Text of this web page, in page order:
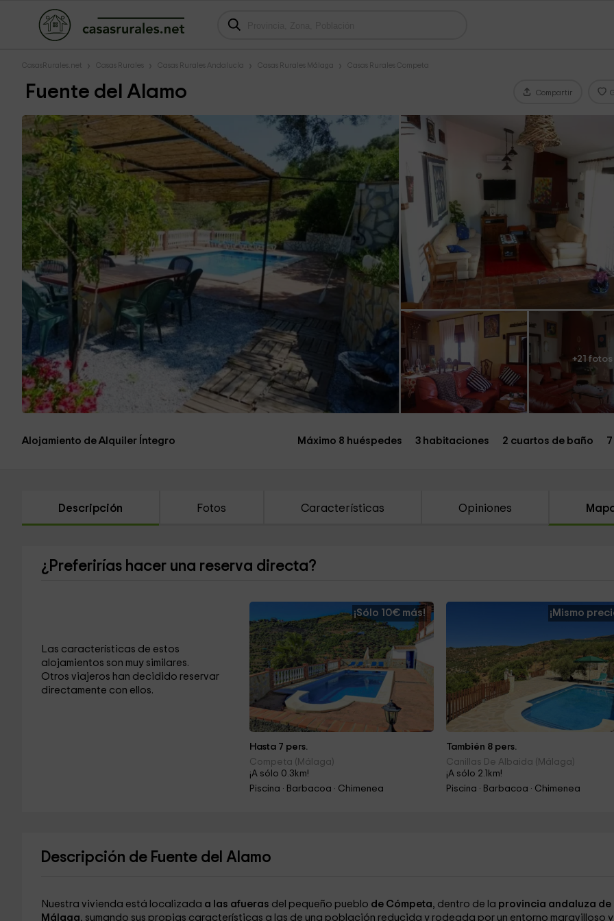
CasasRurales.net Casas Rurales Casas Rurales Andalucía Casas Rurales Málaga Casas Rurales Competa
Fuente del Alamo Compartir
+21 fotos
Alojamiento de Alquiler Íntegro Máximo 8 huéspedes 3 habitaciones 2 cuartos de baño
Descripción Fotos Características Opiniones
¿Preferirías hacer una reserva directa?
Las características de estos
alojamientos son muy similares.
Otros viajeros han decidido reservar
directamente con ellos.
¡Sólo 10€ más!
Hasta 7 pers.
Competa (Málaga)
¡A sólo 0.3km!
Piscina · Barbacoa · Chimenea
¡Mismo
También 8 pers.
Canillas De Albaida (Málaga)
¡A sólo 2.1km!
Piscina · Barbacoa · Chimenea
Descripción de Fuente del Alamo
Nuestra vivienda está localizada a las afueras del pequeño pueblo de Cómpeta, dentro de la provincia andaluza de
Málaga, sumando sus propias características a las de una población reducida y rodeada por un entorno maravilloso